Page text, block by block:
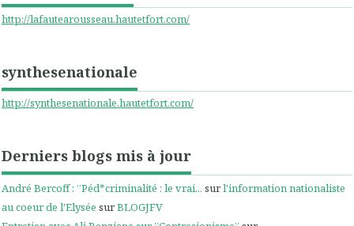
http://lafautearousseau.hautetfort.com/
synthesenationale
http://synthesenationale.hautetfort.com/
Derniers blogs mis à jour
André Bercoff : ”Péd*criminalité : le vrai... surl'information nationaliste
au coeur de l'Elysée surBLOGJFV